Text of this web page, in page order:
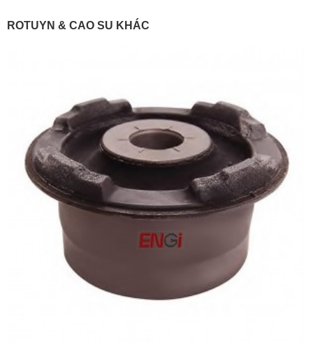
ROTUYN & CAO SU KHÁC